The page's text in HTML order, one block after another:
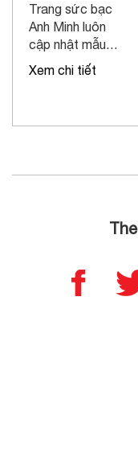
Trang sức bạc
Anh Minh luôn
cập nhật mẫu
mã mới nhất
Xem chi tiết